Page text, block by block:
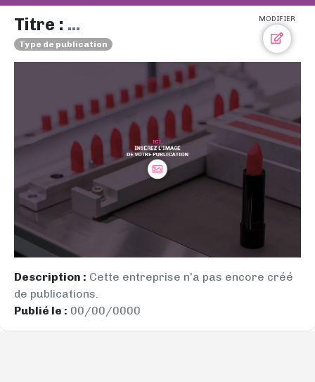
MODIFIER
Titre : ...
Type de publication
Description : Cette entreprise n’a pas encore créé
de publications.
Publié le : 00/00/0000